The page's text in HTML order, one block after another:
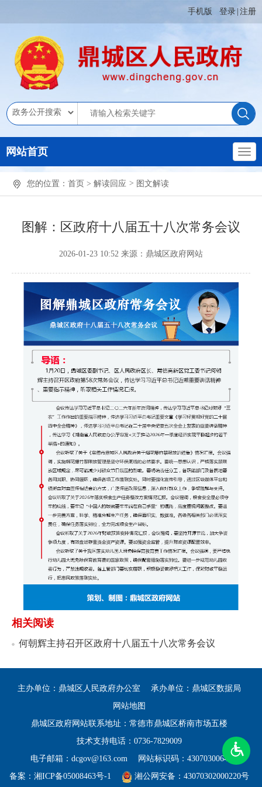
手机版 登录 注册
网站首页
您的位置： 首页 > 解读回应 > 图文解读
图解：区政府十八届五十八次常务会议
2026-01-23 10:52 来源：鼎城区政府网站
相关阅读
何朝辉主持召开区政府十八届五十八次常务会议
主办单位：鼎城区人民政府办公室
承办单位：鼎城区数据局
网站地图
鼎城区政府网站联系地址：常德市鼎城区桥南市场五楼
技术支持电话：0736-7829009
电子邮箱：dcgov@163.com
网站标识码：4307030064
备案： 湘ICP备05008463号-1 湘公网安备：43070302000220号